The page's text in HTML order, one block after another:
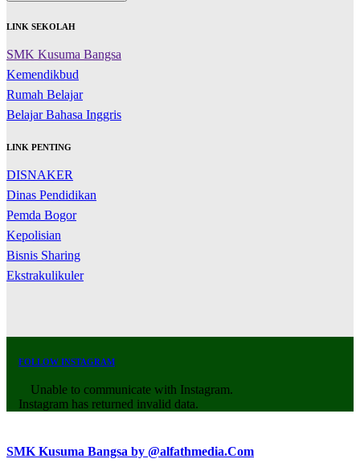
LINK SEKOLAH
SMK Kusuma Bangsa
Kemendikbud
Rumah Belajar
Belajar Bahasa Inggris
LINK PENTING
DISNAKER
Dinas Pendidikan
Pemda Bogor
Kepolisian
Bisnis Sharing
Ekstrakulikuler
FOLLOW INSTAGRAM
Unable to communicate with Instagram.
Instagram has returned invalid data.
SMK Kusuma Bangsa by @alfathmedia.Com